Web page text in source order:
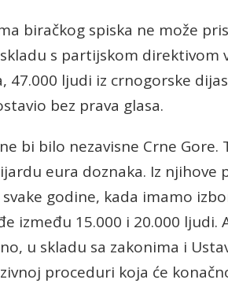
biračkog spiska ne može
s partijskom direktivom
47.000 ljudi iz crnogorske
bez prava glasa.
bi bilo nezavisne Crne Gore.
eura doznaka. Iz njihove
godine, kada imamo
između 15.000 i 20.000
u skladu sa zakonima i
proceduri koja će